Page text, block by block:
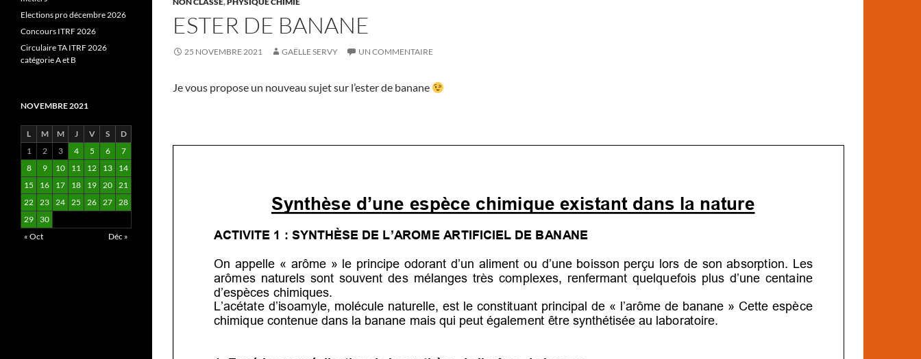
ESTER DE BANANE
25 NOVEMBRE 2021 GAËLLE SERVY UN COMMENTAIRE
Je vous propose un nouveau sujet sur l’ester de banane
Elections pro décembre 2026
Concours ITRF 2026
Circulaire TA ITRF 2026
catégorie A et B
NOVEMBRE 2021
L M M J V S
D
1
2 3 4 5 6
7
8
9 10 11 12 13
14
15
16 17 18 19 20 21
22 23 24 25 26 27 28
29
30
« Oct
Déc »